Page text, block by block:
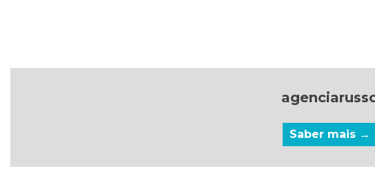
Saber mais →